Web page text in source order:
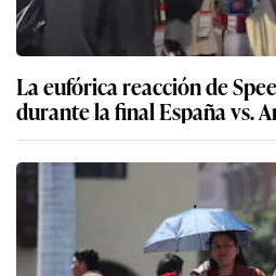
La eufórica reacción de
durante la final España vs.